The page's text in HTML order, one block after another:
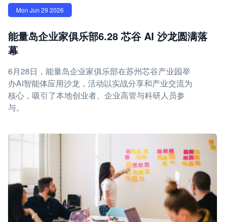
Mon Jun 29 2026
能量岛企业家俱乐部6.28 芯谷 AI 沙龙圆满落
幕
6月28日，能量岛企业家俱乐部在苏州芯谷产业园举
办AI智能体应用沙龙，活动以实战分享和产业交流为
核心，吸引了本地创业者、企业高管与科研人员参
与。